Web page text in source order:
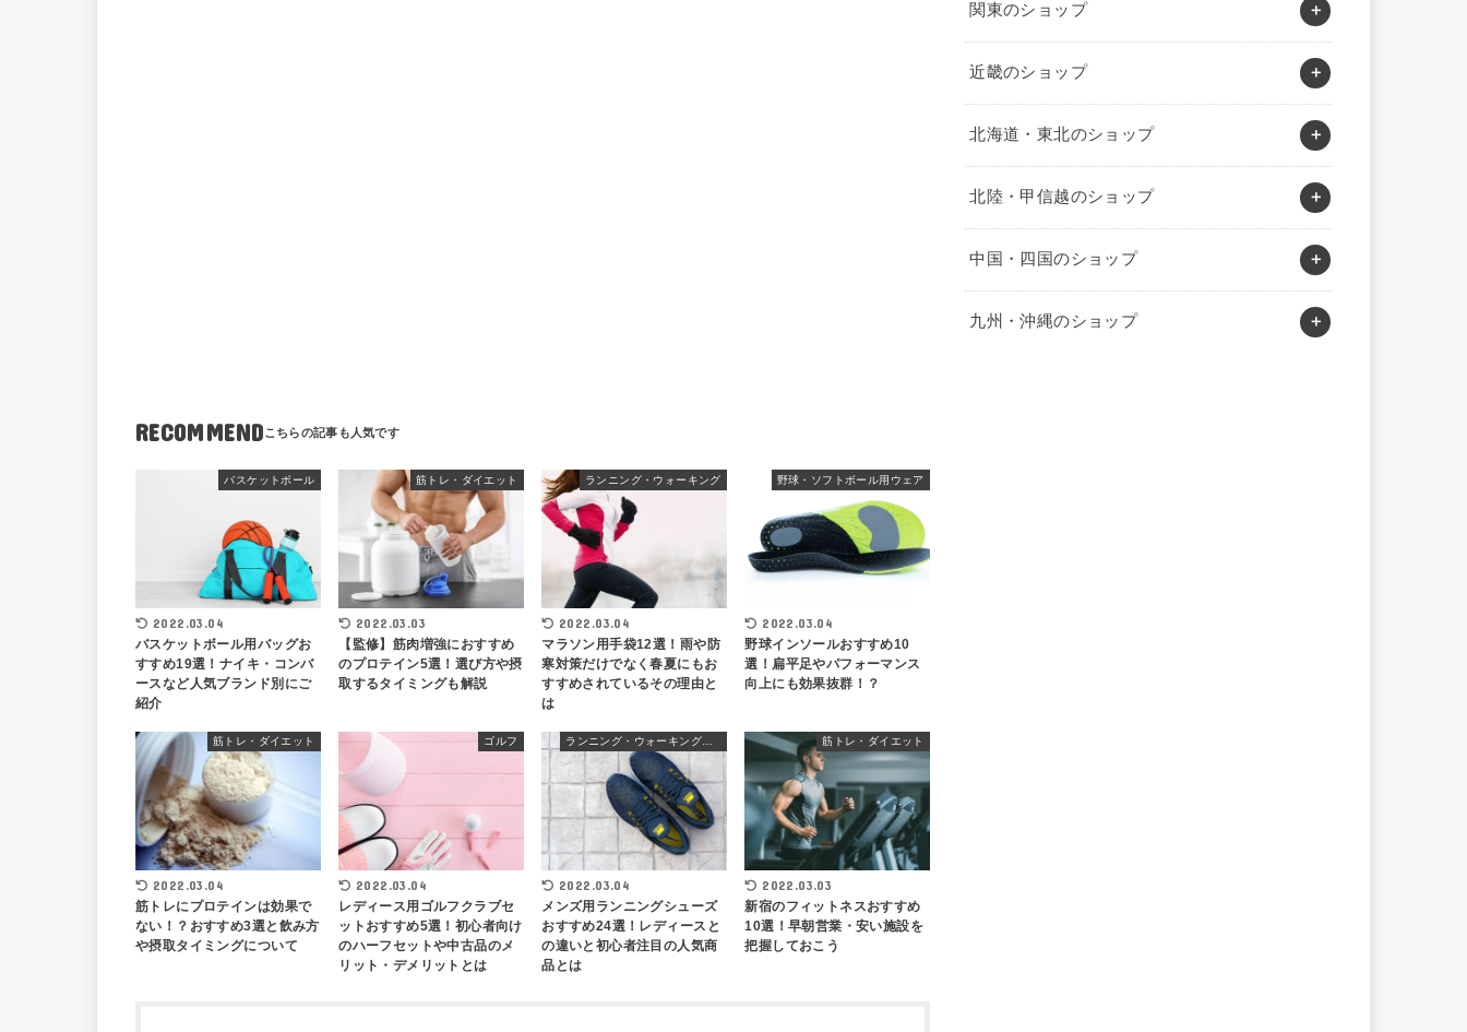
RECOMMEND
バスケットボール
2022.03.04
バスケットボール用バッグお
すすめ19選！ナイキ・コンバ
ースなど人気ブランド別にご
紹介
筋トレ・ダイエット
2022.03.03
【監修】筋肉増強におすすめ
のプロテイン5選！選び方や摂
取するタイミングも解説
ランニング・ウォーキング
2022.03.04
マラソン用手袋12選！雨や防
寒対策だけでなく春夏にもお
すすめされているその理由と
は
野球・ソフトボール用ウェア
2022.03.04
野球インソールおすすめ10
選！扁平足やパフォーマンス
向上にも効果抜群！？
筋トレ・ダイエット
2022.03.04
筋トレにプロテインは効果で
ない！？おすすめ3選と飲み方
や摂取タイミングについて
ゴルフ
2022.03.04
レディース用ゴルフクラブセ
ットおすすめ5選！初心者向け
のハーフセットや中古品のメ
リット・デメリットとは
ランニング・ウォーキングシューズ
2022.03.04
メンズ用ランニングシューズ
おすすめ24選！レディースと
の違いと初心者注目の人気商
品とは
筋トレ・ダイエット
2022.03.03
新宿のフィットネスおすすめ
10選！早朝営業・安い施設を
把握しておこう
関東のショップ
近畿のショップ
北海道・東北のショップ
北陸・甲信越のショップ
中国・四国のショップ
九州・沖縄のショップ